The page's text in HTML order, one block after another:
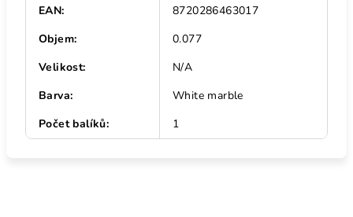
EAN:
8720286463017
Objem:
0.077
Velikost:
N/A
Barva:
White marble
Počet balíků: 1